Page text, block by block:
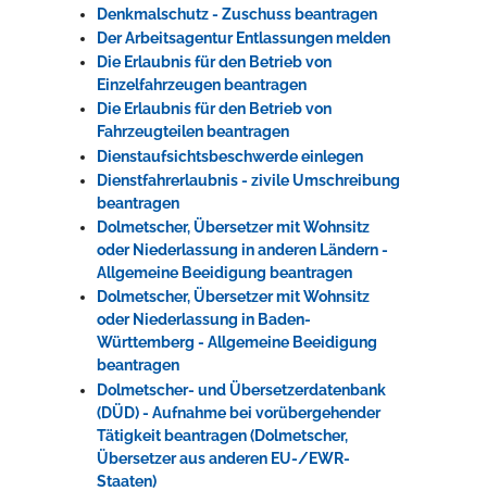
Denkmalschutz - Zuschuss beantragen
Der Arbeitsagentur Entlassungen melden
Die Erlaubnis für den Betrieb von
Einzelfahrzeugen beantragen
Die Erlaubnis für den Betrieb von
Fahrzeugteilen beantragen
Dienstaufsichtsbeschwerde einlegen
Dienstfahrerlaubnis - zivile Umschreibung
beantragen
Dolmetscher, Übersetzer mit Wohnsitz
oder Niederlassung in anderen Ländern -
Allgemeine Beeidigung beantragen
Dolmetscher, Übersetzer mit Wohnsitz
oder Niederlassung in Baden-
Württemberg - Allgemeine Beeidigung
beantragen
Dolmetscher- und Übersetzerdatenbank
(DÜD) - Aufnahme bei vorübergehender
Tätigkeit beantragen (Dolmetscher,
Übersetzer aus anderen EU-/EWR-
Staaten)